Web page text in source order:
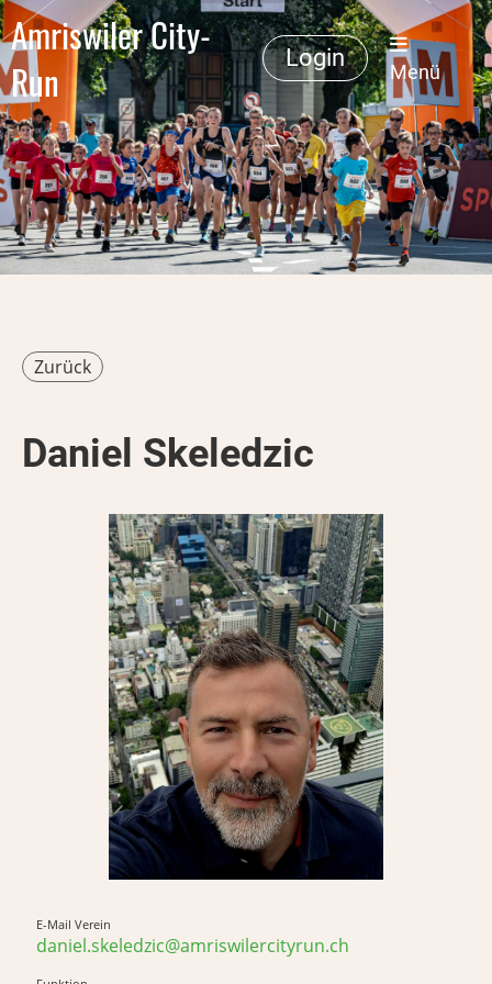
Amriswiler City-
Run
Login
Menü
Zurück
Daniel Skeledzic
E-Mail Verein
daniel.skeledzic@amriswilercityrun.ch